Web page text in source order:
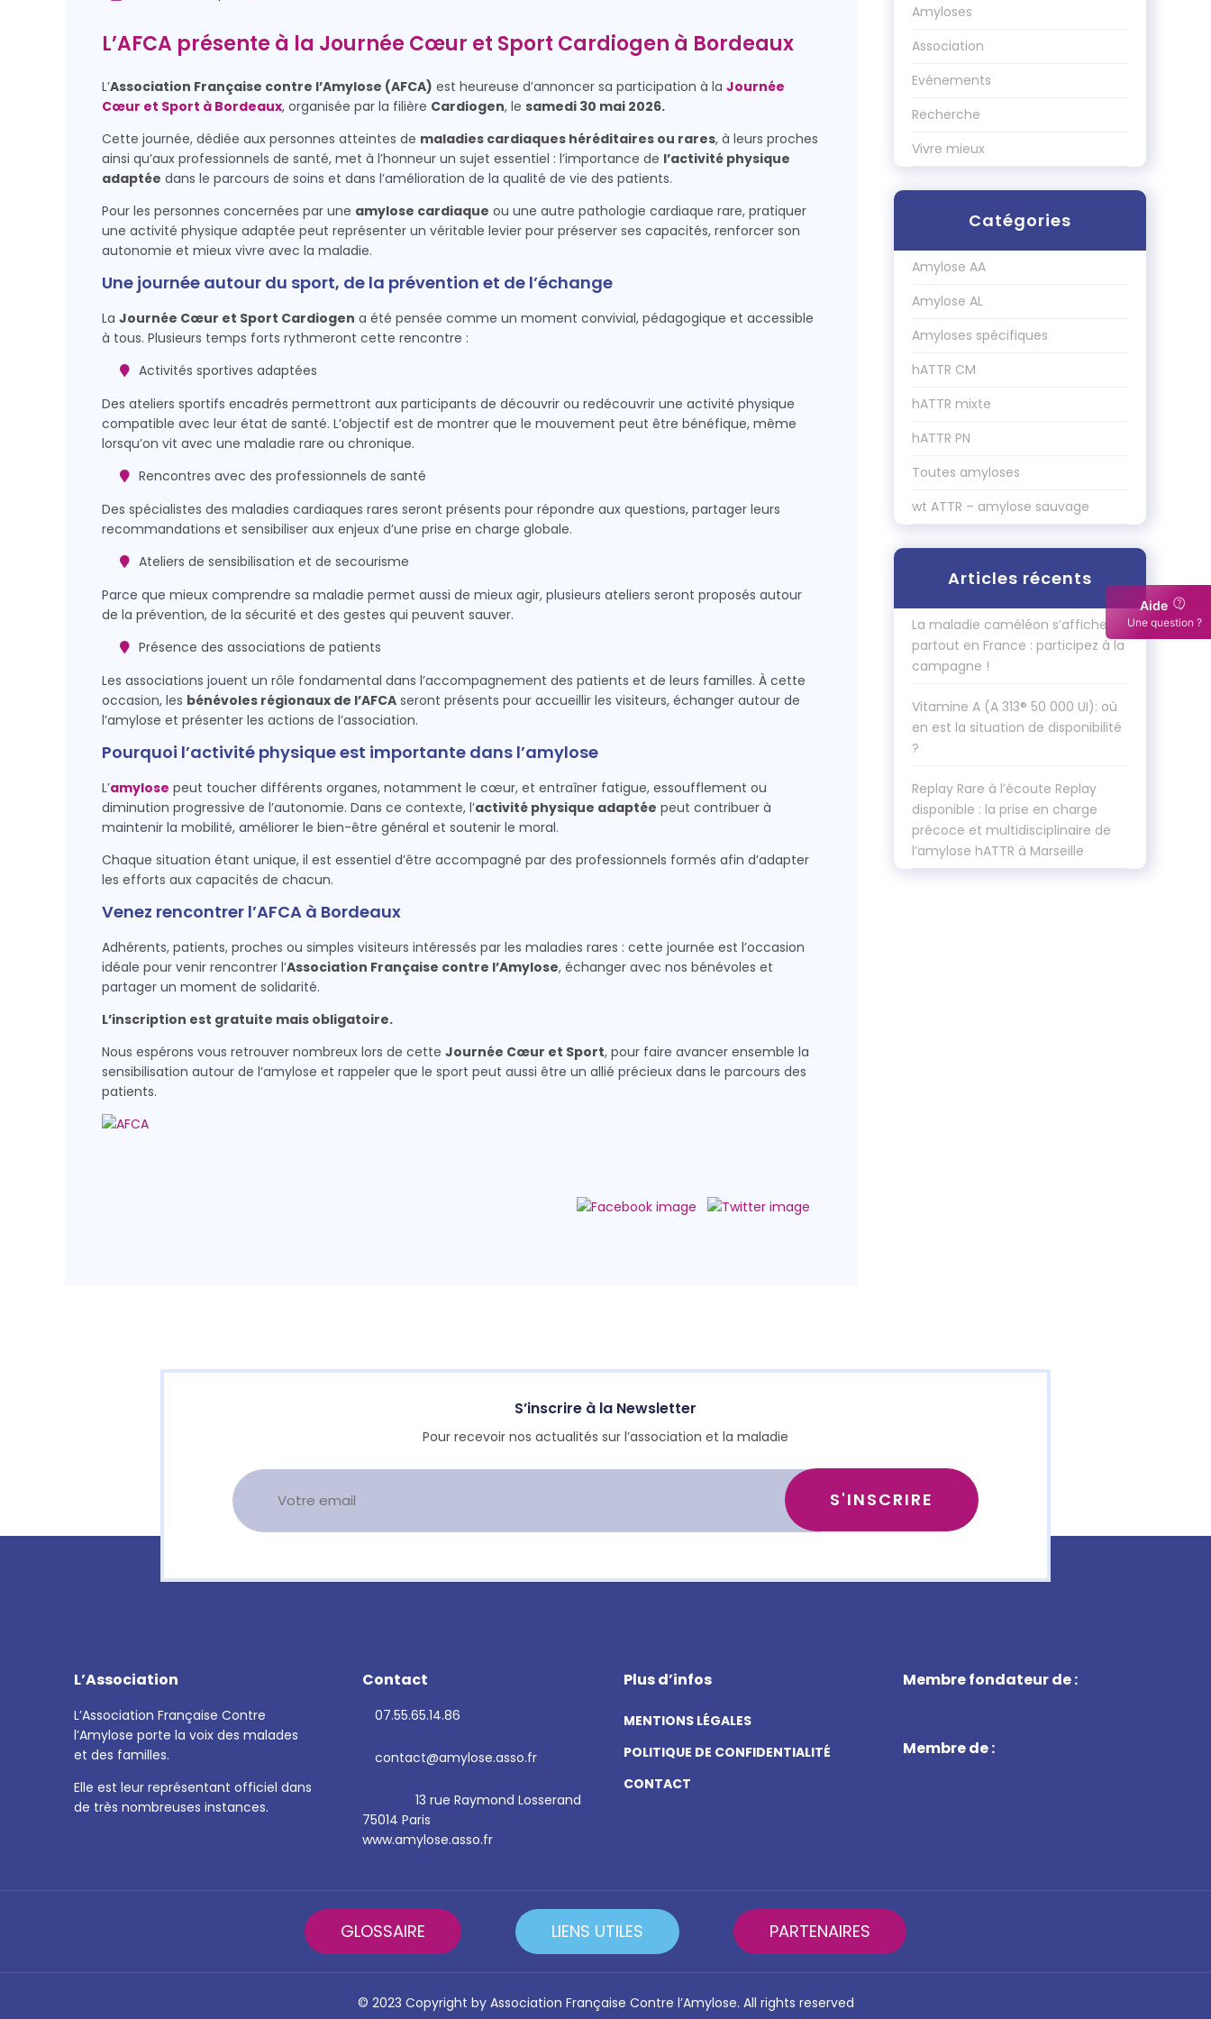
L’AFCA présente à la Journée Cœur et Sport Cardiogen à Bordeaux
L’Association Française contre l’Amylose (AFCA) est heureuse d’annoncer sa participation à la Journée
Cœur et Sport à Bordeaux, organisée par la filière Cardiogen, le samedi 30 mai 2026.
Cette journée, dédiée aux personnes atteintes de maladies cardiaques héréditaires ou rares, à leurs proches
ainsi qu’aux professionnels de santé, met à l’honneur un sujet essentiel : l’importance de l’activité physique
adaptée dans le parcours de soins et dans l’amélioration de la qualité de vie des patients.
Pour les personnes concernées par une amylose cardiaque ou une autre pathologie cardiaque rare, pratiquer
une activité physique adaptée peut représenter un véritable levier pour préserver ses capacités, renforcer son
autonomie et mieux vivre avec la maladie.
Une journée autour du sport, de la prévention et de l’échange
La Journée Cœur et Sport Cardiogen a été pensée comme un moment convivial, pédagogique et accessible
à tous. Plusieurs temps forts rythmeront cette rencontre :
Activités sportives adaptées
Des ateliers sportifs encadrés permettront aux participants de découvrir ou redécouvrir une activité physique
compatible avec leur état de santé. L’objectif est de montrer que le mouvement peut être bénéfique, même
lorsqu’on vit avec une maladie rare ou chronique.
Rencontres avec des professionnels de santé
Des spécialistes des maladies cardiaques rares seront présents pour répondre aux questions, partager leurs
recommandations et sensibiliser aux enjeux d’une prise en charge globale.
Ateliers de sensibilisation et de secourisme
Parce que mieux comprendre sa maladie permet aussi de mieux agir, plusieurs ateliers seront proposés autour
de la prévention, de la sécurité et des gestes qui peuvent sauver.
Présence des associations de patients
Les associations jouent un rôle fondamental dans l’accompagnement des patients et de leurs familles. À cette
occasion, les bénévoles régionaux de l’AFCA seront présents pour accueillir les visiteurs, échanger autour de
l’amylose et présenter les actions de l’association.
Pourquoi l’activité physique est importante dans l’amylose
L’amylose peut toucher différents organes, notamment le cœur, et entraîner fatigue, essoufflement ou
diminution progressive de l’autonomie. Dans ce contexte, l’activité physique adaptée peut contribuer à
maintenir la mobilité, améliorer le bien-être général et soutenir le moral.
Chaque situation étant unique, il est essentiel d’être accompagné par des professionnels formés afin d’adapter
les efforts aux capacités de chacun.
Venez rencontrer l’AFCA à Bordeaux
Adhérents, patients, proches ou simples visiteurs intéressés par les maladies rares : cette journée est l’occasion
idéale pour venir rencontrer l’Association Française contre l’Amylose, échanger avec nos bénévoles et
partager un moment de solidarité.
L’inscription est gratuite mais obligatoire.
Nous espérons vous retrouver nombreux lors de cette Journée Cœur et Sport, pour faire avancer ensemble la
sensibilisation autour de l’amylose et rappeler que le sport peut aussi être un allié précieux dans le parcours des
patients.
Amyloses
Association
Evénements
Recherche
Vivre mieux
Catégories
Amylose AA
Amylose AL
Amyloses spécifiques
hATTR CM
hATTR mixte
hATTR PN
Toutes amyloses
wt ATTR – amylose sauvage
Articles récents
La maladie caméléon s’affiche
partout en France : participez à la
campagne !
Vitamine A (A 313® 50 000 UI): où
en est la situation de disponibilité
?
Replay Rare à l’écoute Replay
disponible : la prise en charge
précoce et multidisciplinaire de
l’amylose hATTR à Marseille
S’inscrire à la Newsletter
Pour recevoir nos actualités sur l’association et la maladie
L’Association
L’Association Française Contre
l’Amylose porte la voix des malades
et des familles.
Elle est leur représentant officiel dans
de très nombreuses instances.
Contact
07.55.65.14.86
contact@amylose.asso.fr
13 rue Raymond Losserand
75014 Paris
www.amylose.asso.fr
Plus d’infos
MENTIONS LÉGALES
POLITIQUE DE CONFIDENTIALITÉ
CONTACT
Membre fondateur de :
Membre de :
GLOSSAIRE LIENS UTILES PARTENAIRES
© 2023 Copyright by Association Française Contre l’Amylose. All rights reserved
Aide
Une question ?